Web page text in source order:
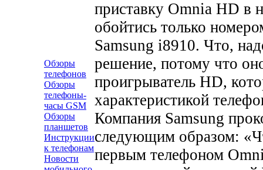
Обзоры
телефонов
Обзоры
телефоны-
часы GSM
Обзоры
планшетов
Инструкции
к телефонам
Новости
приставку Omnia HD в
обойтись только
Samsung i8910. Что,
решение, потому что
проигрыватель HD,
характеристикой
Компания Samsung
следующим образом:
первым телефоном